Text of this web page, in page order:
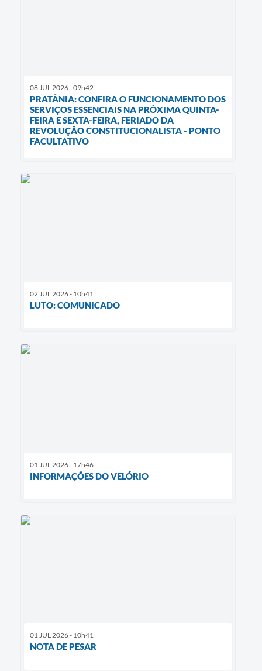
08 JUL 2026 - 09h42
PRATÂNIA: CONFIRA O FUNCIONAMENTO DOS
SERVIÇOS ESSENCIAIS NA PRÓXIMA QUINTA-
FEIRA E SEXTA-FEIRA, FERIADO DA
REVOLUÇÃO CONSTITUCIONALISTA - PONTO
FACULTATIVO
02 JUL 2026 - 10h41
LUTO: COMUNICADO
01 JUL 2026 - 17h46
INFORMAÇÕES DO VELÓRIO
01 JUL 2026 - 10h41
NOTA DE PESAR